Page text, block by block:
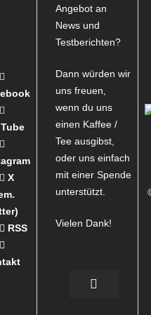
X
RSS
Angebot an
News und
Testberichten?
Dann würden wir
uns freuen,
wenn du uns
einen Kaffee /
Tee ausgibst,
oder uns einfach
mit einer Spende
unterstützt.
Vielen Dank!